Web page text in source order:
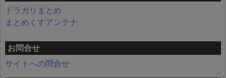
ドラガリまとめ
まとめくすアンテナ
お問合せ
サイトへの問合せ